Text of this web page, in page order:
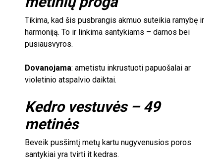
Tikima, kad šis pusbrangis akmuo suteikia ramybę ir
harmoniją. To ir linkima santykiams – darnos bei
pusiausvyros.
Dovanojama: ametistu inkrustuoti papuošalai ar
violetinio atspalvio daiktai.
Kedro vestuvės – 49
metinės
Beveik pusšimtį metų kartu nugyvenusios poros
santykiai yra tvirti it kedras.